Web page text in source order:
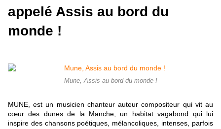
appelé Assis au bord du
monde !
Mune, Assis au bord du monde !
MUNE, est un musicien chanteur auteur compositeur qui vit au
cœur des dunes de la Manche, un habitat vagabond qui lui
inspire des chansons poétiques, mélancoliques, intenses, parfois